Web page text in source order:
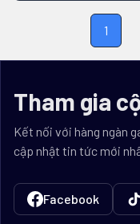
1
Tham gia
Kết nối với hàng ngàn
cập nhật tin tức mới
Facebook